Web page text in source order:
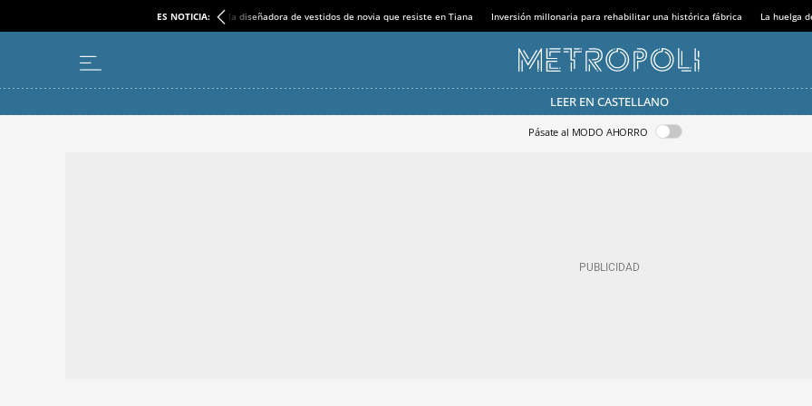
ES NOTICIA: la diseñadora de vestidos de novia que resiste en Tiana Inversión millonaria para rehabilitar una histórica fábrica La huelga
LEER EN CASTELLANO
Pásate al MODO AHORRO